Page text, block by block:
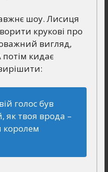
шоу. Лисиця
крукові про
вигляд,
кидає
голос був
як твоя врода –
королем